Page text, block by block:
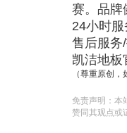
赛。品牌
24小时服
售后服务
凯洁地板
（尊重原创，
免责声明：本
赞同其观点或